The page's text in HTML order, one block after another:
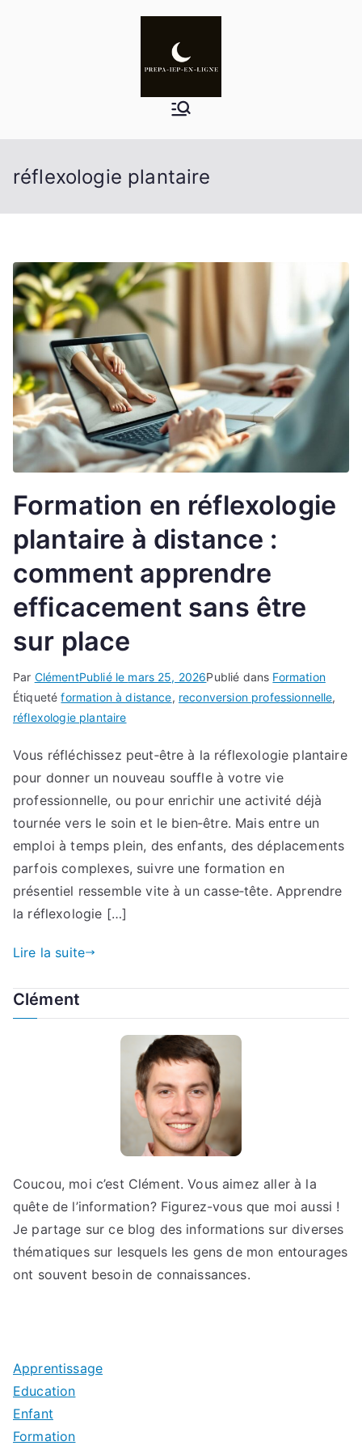
réflexologie plantaire
Formation en réflexologie
plantaire à distance :
comment apprendre
efficacement sans être
sur place
Par ClémentPublié le mars 25, 2026Publié dans Formation
Étiquetéformation à distance, reconversion professionnelle,
réflexologie plantaire
Vous réfléchissez peut‑être à la réflexologie plantaire
pour donner un nouveau souffle à votre vie
professionnelle, ou pour enrichir une activité déjà
tournée vers le soin et le bien‑être. Mais entre un
emploi à temps plein, des enfants, des déplacements
parfois complexes, suivre une formation en
présentiel ressemble vite à un casse‑tête. Apprendre
la réflexologie […]
Lire la suite
Clément
Coucou, moi c’est Clément. Vous aimez aller à la
quête de l’information? Figurez-vous que moi aussi !
Je partage sur ce blog des informations sur diverses
thématiques sur lesquels les gens de mon entourages
ont souvent besoin de connaissances.
Apprentissage
Education
Enfant
Formation